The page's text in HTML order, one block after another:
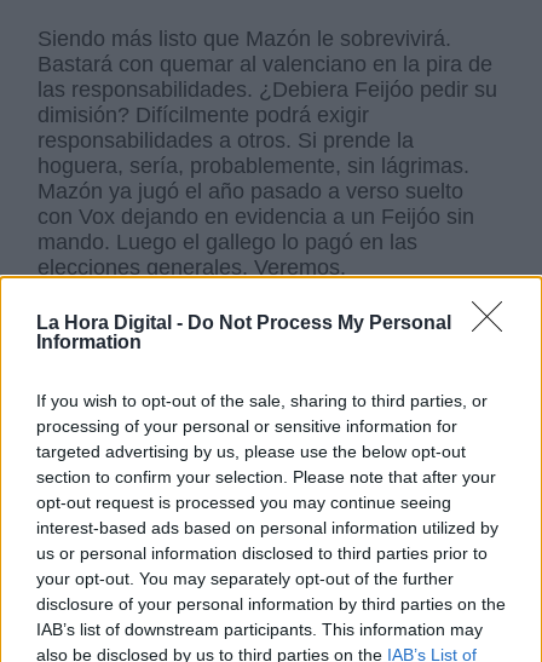
La Hora Digital - Do Not Process My Personal
Information
If you wish to opt-out of the sale, sharing to third parties, or
processing of your personal or sensitive information for
targeted advertising by us, please use the below opt-out
section to confirm your selection. Please note that after your
opt-out request is processed you may continue seeing
interest-based ads based on personal information utilized by
us or personal information disclosed to third parties prior to
your opt-out. You may separately opt-out of the further
disclosure of your personal information by third parties on the
IAB’s list of downstream participants. This information may
also be disclosed by us to third parties on the IAB’s List of
Siendo más listo que Mazón le sobrevivirá.
Bastará con quemar al valenciano en la pira de
las responsabilidades. ¿Debiera Feijóo pedir su
dimisión? Difícilmente podrá exigir
responsabilidades a otros. Si prende la
hoguera, sería, probablemente, sin lágrimas.
Mazón ya jugó el año pasado a verso suelto
con Vox dejando en evidencia a un Feijóo sin
mando. Luego el gallego lo pagó en las
elecciones generales. Veremos.
“Son infumables” es una expresión que igual
cigarrillos más baratos, y supuestamente
peores, que el tabaco rubio americano. Se
puede aplicar a nuestros políticos.
Desgraciadamente, no hay otros: un horror
más.